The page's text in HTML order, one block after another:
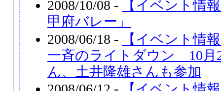
2008/10/08 -
【イベント情
甲府バレー」
2008/06/18 -
【イベント情
一斉のライトダウン 10月
ん、土井隆雄さんも参加